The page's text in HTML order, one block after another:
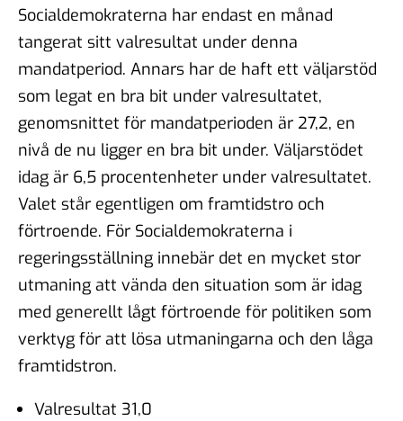
Socialdemokraterna har endast en månad
tangerat sitt valresultat under denna
mandatperiod. Annars har de haft ett väljarstöd
som legat en bra bit under valresultatet,
genomsnittet för mandatperioden är 27,2, en
nivå de nu ligger en bra bit under. Väljarstödet
idag är 6,5 procentenheter under valresultatet.
Valet står egentligen om framtidstro och
förtroende. För Socialdemokraterna i
regeringsställning innebär det en mycket stor
utmaning att vända den situation som är idag
med generellt lågt förtroende för politiken som
verktyg för att lösa utmaningarna och den låga
framtidstron.
Valresultat 31,0